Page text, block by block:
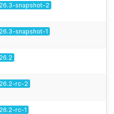
26.3-snapshot-2
26.3-snapshot-1
26.2
26.2-rc-2
26.2-rc-1